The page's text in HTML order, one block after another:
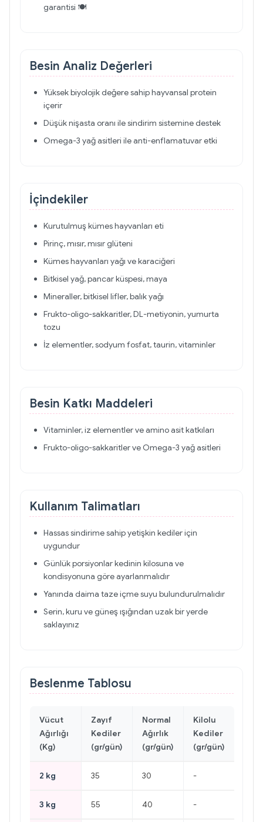
garantisi 🍽️
Besin Analiz Değerleri
Yüksek biyolojik değere sahip hayvansal protein
içerir
Düşük nişasta oranı ile sindirim sistemine destek
Omega-3 yağ asitleri ile anti-enflamatuvar etki
İçindekiler
Kurutulmuş kümes hayvanları eti
Pirinç, mısır, mısır glüteni
Kümes hayvanları yağı ve karaciğeri
Bitkisel yağ, pancar küspesi, maya
Mineraller, bitkisel lifler, balık yağı
Frukto-oligo-sakkaritler, DL-metiyonin, yumurta
tozu
İz elementler, sodyum fosfat, taurin, vitaminler
Besin Katkı Maddeleri
Vitaminler, iz elementler ve amino asit katkıları
Frukto-oligo-sakkaritler ve Omega-3 yağ asitleri
Kullanım Talimatları
Hassas sindirime sahip yetişkin kediler için
uygundur
Günlük porsiyonlar kedinin kilosuna ve
kondisyonuna göre ayarlanmalıdır
Yanında daima taze içme suyu bulundurulmalıdır
Serin, kuru ve güneş ışığından uzak bir yerde
saklayınız
Beslenme Tablosu
Vücut
Ağırlığı
(Kg)
Zayıf
Kediler
(gr/gün)
Normal
Ağırlık
(gr/gün)
Kilolu
Kediler
(gr/gün)
2 kg 35 30 -
3 kg 55 40 -